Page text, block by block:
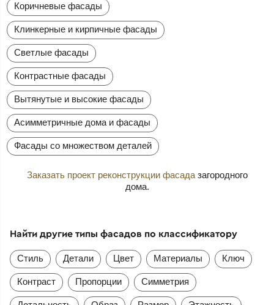
Коричневые фасады
Клинкерные и кирпичные фасады
Светлые фасады
Контрастные фасады
Вытянутые и высокие фасады
Асимметричные дома и фасады
Фасады со множеством деталей
Заказать проект реконструкции фасадазагородного
дома.
Найти другие типы фасадов по классификатору
Стиль Детали Цвет Материалы Ключ
Контраст Пропорции Симметрия